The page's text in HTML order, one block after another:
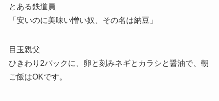
とある鉄道員
「安いのに美味い憎い奴、その名は納豆」
目玉親父
ひきわり2パックに、卵と刻みネギとカラシと醤油で、朝
ご飯はOKです。